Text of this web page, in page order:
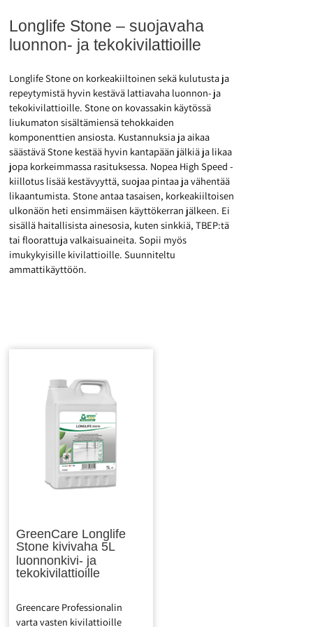
Longlife Stone – suojavaha
luonnon- ja tekokivilattioille
Longlife Stone on korkeakiiltoinen sekä kulutusta ja
repeytymistä hyvin kestävä lattiavaha luonnon- ja
tekokivilattioille. Stone on kovassakin käytössä
liukumaton sisältämiensä tehokkaiden
komponenttien ansiosta. Kustannuksia ja aikaa
säästävä Stone kestää hyvin kantapään jälkiä ja likaa
jopa korkeimmassa rasituksessa. Nopea High Speed -
kiillotus lisää kestävyyttä, suojaa pintaa ja vähentää
likaantumista. Stone antaa tasaisen, korkeakiiltoisen
ulkonäön heti ensimmäisen käyttökerran jälkeen. Ei
sisällä haitallisista ainesosia, kuten sinkkiä, TBEP:tä
tai floorattuja valkaisuaineita. Sopii myös
imukykyisille kivilattioille. Suunniteltu
ammattikäyttöön.
GreenCare Longlife
Stone kivivaha 5L
luonnonkivi- ja
tekokivilattioille
Greencare Professionalin
varta vasten kivilattioille